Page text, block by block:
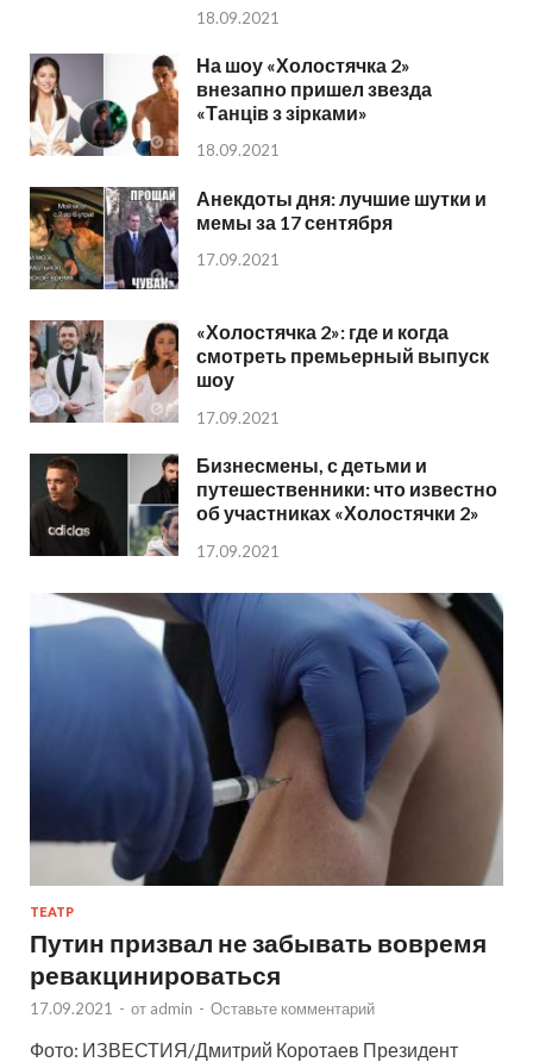
18.09.2021
На шоу «Холостячка 2»
внезапно пришел звезда
«Танців з зірками»
18.09.2021
Анекдоты дня: лучшие шутки и
мемы за 17 сентября
17.09.2021
«Холостячка 2»: где и когда
смотреть премьерный выпуск
шоу
17.09.2021
Бизнесмены, с детьми и
путешественники: что известно
об участниках «Холостячки 2»
17.09.2021
ТЕАТР
Путин призвал не забывать вовремя
ревакцинироваться
17.09.2021 - от admin - Оставьте комментарий
Фото: ИЗВЕСТИЯ/Дмитрий Коротаев Президент